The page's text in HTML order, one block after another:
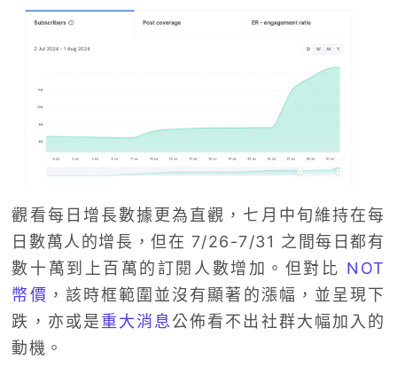
觀看每日增長數據更為直觀，七月中旬維持在每
日數萬人的增長，但在 7/26-7/31 之間每日都有
數十萬到上百萬的訂閱人數增加。但對比 NOT
幣價 ，該時框範圍並沒有顯著的漲幅，並呈現下
跌，亦或是重大消息公佈看不出社群大幅加入的
動機。